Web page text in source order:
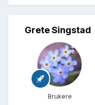
Grete Singstad
Brukere